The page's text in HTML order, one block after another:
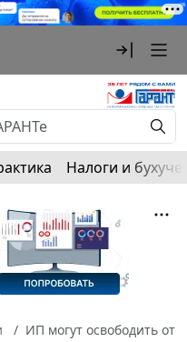
Налоги и
ИП могут освободить от